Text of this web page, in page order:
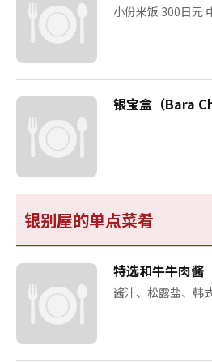
小份米饭 300日元
银宝盒（Bara
银别屋的单点菜肴
特选和牛牛肉酱
酱汁、松露盐、韩